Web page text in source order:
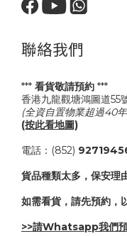
聯絡我們
*** 看貨敬請預約 ***
香港九龍觀塘鴻圖道55
(全資自置物業超過40
(按此看地圖)
電話：(852)
貨品種類太多，保安理
如需看貨，請先預約，
>>請Whatsapp我們